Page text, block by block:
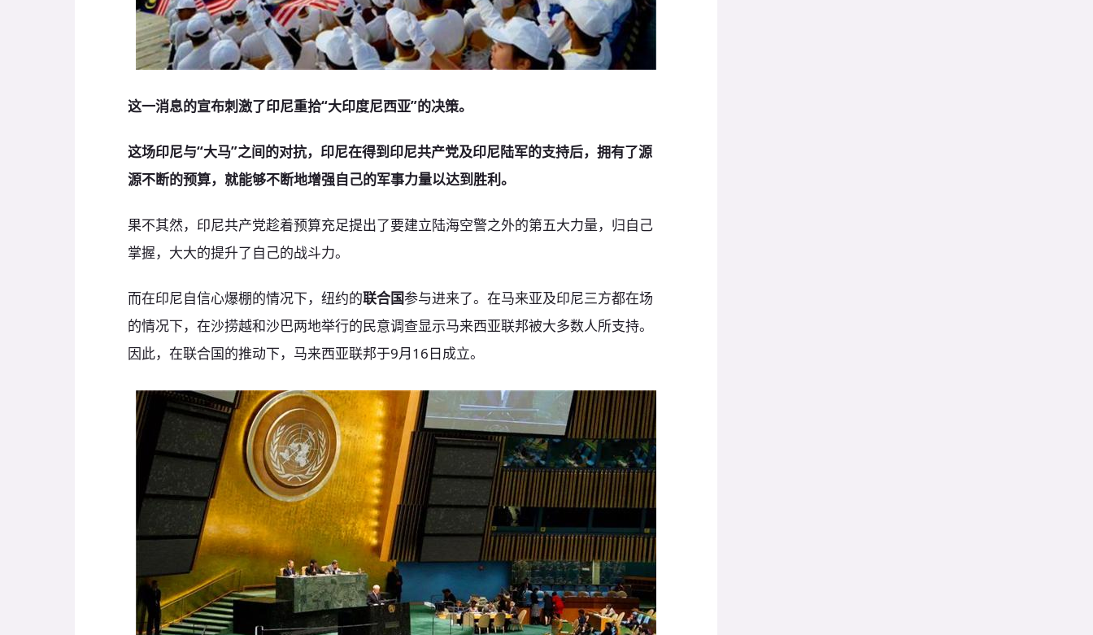
这一消息的宣布刺激了印尼重拾“大印度尼西亚”的决策。
这场印尼与“大马”之间的对抗，印尼在得到印尼共产党及印尼陆军的支持后，拥有了源
源不断的预算，就能够不断地增强自己的军事力量以达到胜利。
果不其然，印尼共产党趁着预算充足提出了要建立陆海空警之外的第五大力量，归自己
掌握，大大的提升了自己的战斗力。
而在印尼自信心爆棚的情况下，纽约的联合国参与进来了。在马来亚及印尼三方都在场
的情况下，在沙捞越和沙巴两地举行的民意调查显示马来西亚联邦被大多数人所支持。
因此，在联合国的推动下，马来西亚联邦于9月16日成立。